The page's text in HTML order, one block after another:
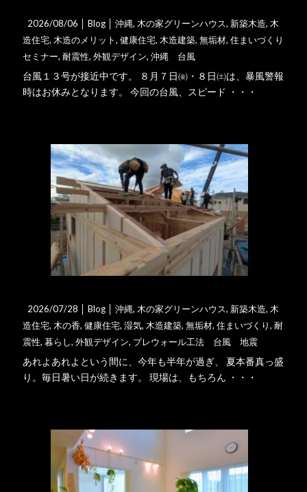
2026/08/06 │Blog │沖縄,木の家グリーンハウス, 新築木造,木
造住宅,木造のメリット,健康住宅,木造建築,無垢材,住まいづくり
セミナー,耐震性,外観デザイン,沖縄 台風
台風１３号が接近中です。 ８月７日㈮・８日㈯は、暴風警報
時はお休みとなります。 今回の台風、スピード ・・・
2026/07/28 │Blog │沖縄, 木の家グリーンハウス, 新築木造, 木
造住宅, 木の香,健康住宅,湿気, 木造建築,無垢材,住まいづくり,耐
震性,暮らし,外観デザイン, プレウォール工法 台風 地震
あれよあれよという間に、今年も半年が過ぎ、 夏本番真っ盛
り。毎日暑い日が続きます。 現場は、もちろん ・・・